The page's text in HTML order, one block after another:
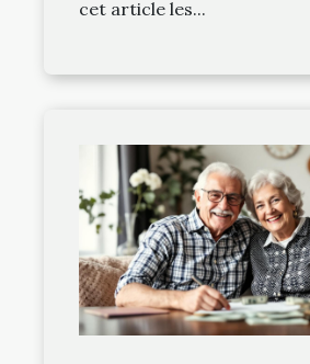
cet article les...